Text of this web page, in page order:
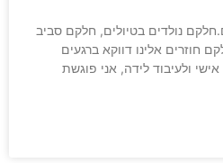
נולדים בטיולים, חלקם סביב
חוזרים אלינו דווקא ברגעים
ולעיבוד לידה, אני פוגשת